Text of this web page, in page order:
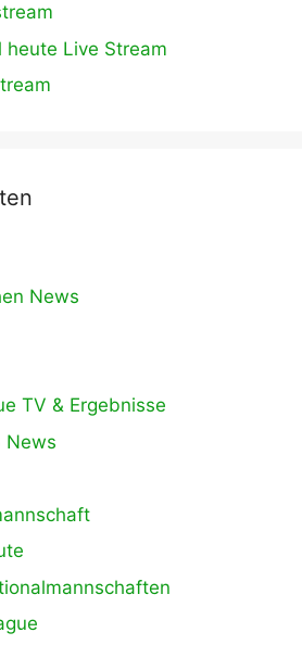
heute Live Stream
News
TV & Ergebnisse
News